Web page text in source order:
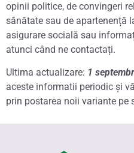
opinii politice, de convingeri
sănătate sau de apartenență
asigurare socială sau
atunci când ne contactați.
Ultima actualizare: 1
aceste informatii periodic și
prin postarea noii variante pe